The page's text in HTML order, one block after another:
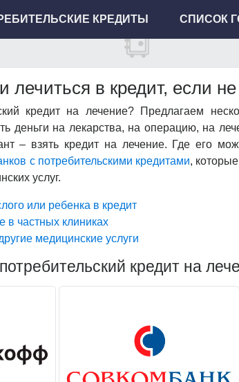
КРЕДИТЫ СПИСОК
лечиться в кредит, если не
кредит на лечение? Предлагаем
деньги на лекарства, на операцию, на
– взять кредит на лечение. Где его
с потребительскими кредитами,
услуг.
или ребенка в кредит
в частных клиниках
медицинские услуги
кредит на